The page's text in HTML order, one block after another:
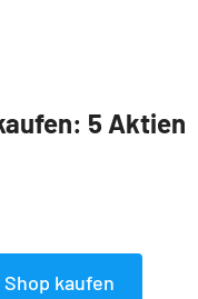
5 Aktien
Shop kaufen